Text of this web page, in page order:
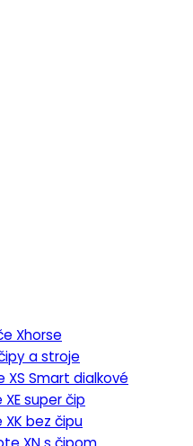
Xhorse
a stroje
XS Smart dialkové
super čip
bez čipu